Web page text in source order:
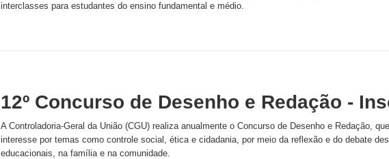
interclasses para estudantes do ensino fundamental e médio.
12º Concurso de Desenho e Redação -
A Controladoria-Geral da União (CGU) realiza anualmente o Concurso de Desenho e Redação,
interesse por temas como controle social, ética e cidadania, por meio da reflexão e do debate
educacionais, na família e na comunidade.